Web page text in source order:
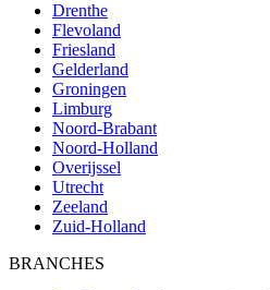
Drenthe
Flevoland
Friesland
Gelderland
Groningen
Limburg
Noord-Brabant
Noord-Holland
Overijssel
Utrecht
Zeeland
Zuid-Holland
BRANCHES